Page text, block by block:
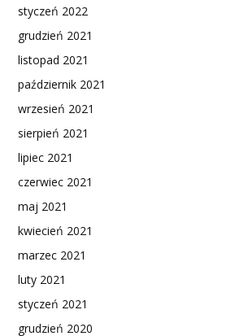
styczeń 2022
grudzień 2021
listopad 2021
październik 2021
wrzesień 2021
sierpień 2021
lipiec 2021
czerwiec 2021
maj 2021
kwiecień 2021
marzec 2021
luty 2021
styczeń 2021
grudzień 2020